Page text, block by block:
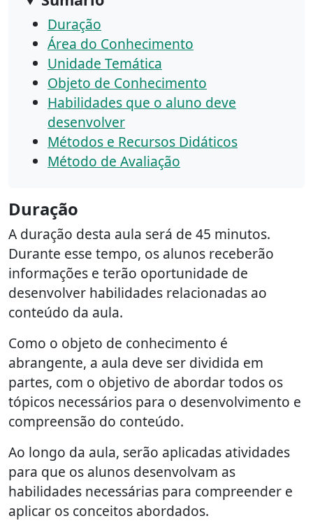
Duração
Área do Conhecimento
Unidade Temática
Objeto de Conhecimento
Habilidades que o aluno deve
desenvolver
Métodos e Recursos Didáticos
Método de Avaliação
Duração
A duração desta aula será de 45 minutos.
Durante esse tempo, os alunos receberão
informações e terão oportunidade de
desenvolver habilidades relacionadas ao
conteúdo da aula.
Como o objeto de conhecimento é
abrangente, a aula deve ser dividida em
partes, com o objetivo de abordar todos os
tópicos necessários para o desenvolvimento e
compreensão do conteúdo.
Ao longo da aula, serão aplicadas atividades
para que os alunos desenvolvam as
habilidades necessárias para compreender e
aplicar os conceitos abordados.